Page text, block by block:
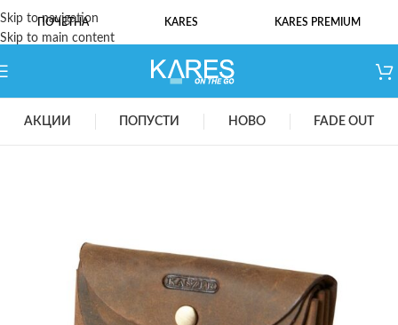
Skip to navigation
Skip to main content
ПОЧЕТНА KARES KARES PREMIUM
АКЦИИ ПОПУСТИ НОВО FADE OUT